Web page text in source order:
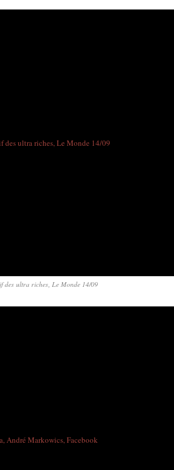
des ultra riches, Le Monde 14/09